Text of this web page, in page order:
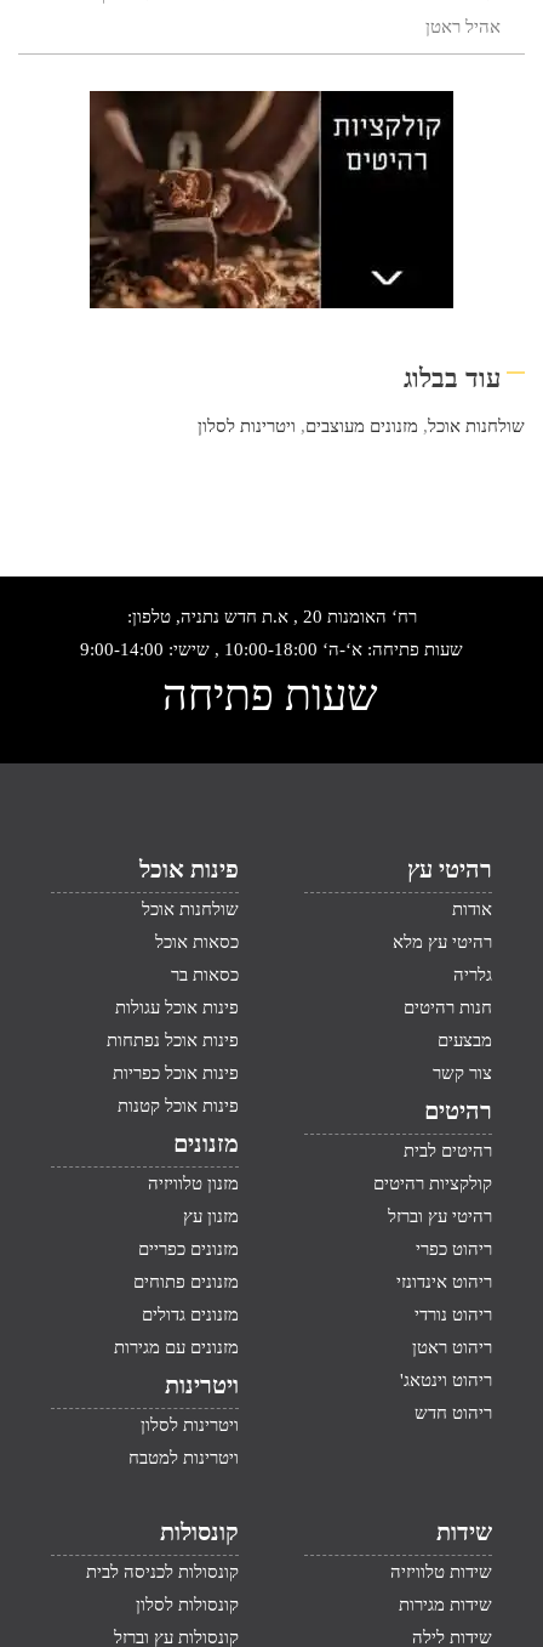
אהיל ראטן
עוד בבלוג
שולחנות אוכל, מזנונים מעוצבים, ויטרינות לסלון
רח‘ האומנות 20 , א.ת חדש נתניה, טלפון:
שעות פתיחה: א‘-ה‘ 10:00-18:00 , שישי: 9:00-14:00
שעות פתיחה
רהיטי עץ
אודות
רהיטי עץ מלא
גלריה
חנות רהיטים
מבצעים
צור קשר
רהיטים
רהיטים לבית
קולקציות רהיטים
רהיטי עץ וברזל
ריהוט כפרי
ריהוט אינדונזי
ריהוט נורדי
ריהוט ראטן
ריהוט וינטאג'
ריהוט חדש
פינות אוכל
שולחנות אוכל
כסאות אוכל
כסאות בר
פינות אוכל עגולות
פינות אוכל נפתחות
פינות אוכל כפריות
פינות אוכל קטנות
מזנונים
מזנון טלוויזיה
מזנון עץ
מזנונים כפריים
מזנונים פתוחים
מזנונים גדולים
מזנונים עם מגירות
ויטרינות
ויטרינות לסלון
ויטרינות למטבח
שידות
שידות טלוויזיה
שידות מגירות
שידות לילה
קונסולות
קונסולות לכניסה לבית
קונסולות לסלון
קונסולות עץ וברזל